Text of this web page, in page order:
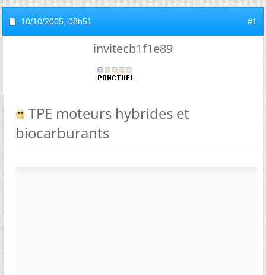
10/10/2005, 08h51 #1
invitecb1f1e89
TPE moteurs hybrides et
biocarburants